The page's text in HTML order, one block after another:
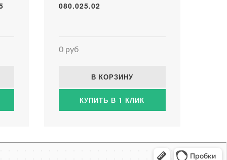
080.025.02
0 руб
В КОРЗИНУ
КУПИТЬ В 1 КЛИК